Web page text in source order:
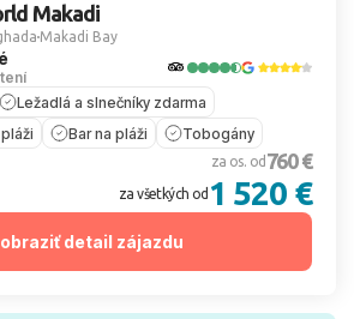
Makadi
Makadi Bay
Ležadlá a slnečníky zdarma
Bar na pláži Tobogány
za os. od 760 €
za všetkých od 1 520 €
detail zájazdu